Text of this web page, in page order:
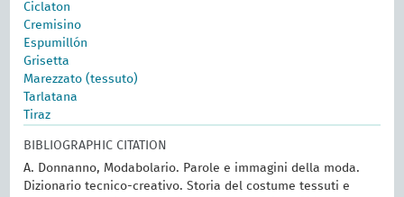
Ciclaton
Cremisino
Espumillón
Grisetta
Marezzato (tessuto)
Tarlatana
Tiraz
BIBLIOGRAPHIC CITATION
A. Donnanno, Modabolario. Parole e immagini della moda.
Dizionario tecnico-creativo. Storia del costume tessuti e